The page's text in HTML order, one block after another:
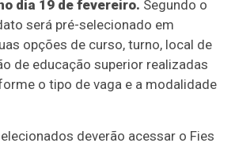
dia 19 de fevereiro. Segundo o
será pré-selecionado em
opções de curso, turno, local de
de educação superior realizadas
o tipo de vaga e a modalidade
deverão acessar o Fies